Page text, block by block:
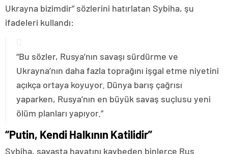
Ukrayna bizimdir” sözlerini hatırlatan Sybiha, şu
ifadeleri kullandı:
“Bu sözler, Rusya’nın savaşı sürdürme ve
Ukrayna’nın daha fazla toprağını işgal etme niyetini
açıkça ortaya koyuyor. Dünya barış çağrısı
yaparken, Rusya’nın en büyük savaş suçlusu yeni
ölüm planları yapıyor.”
“Putin, Kendi Halkının Katilidir”
Sybiha, savaşta hayatını kaybeden binlerce Rus